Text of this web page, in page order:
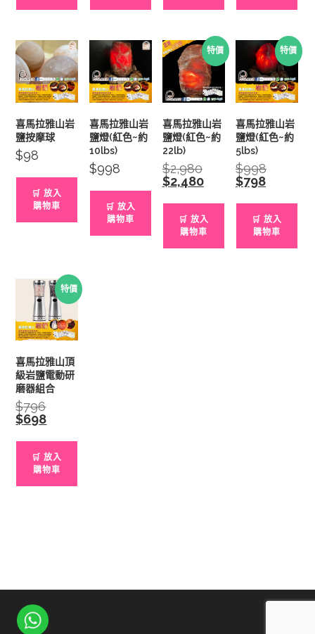
喜馬拉雅山岩
鹽按摩球
$98
🛒 放入
購物車
喜馬拉雅山岩
鹽燈(紅色~約
10lbs)
$998
🛒 放入
購物車
特價
喜馬拉雅山岩
鹽燈(紅色~約
22lb)
$2,980Original
price
was:
$2,480Current
price
🛒 放入
購物車
特價
喜馬拉雅山岩
鹽燈(紅色~約
5lbs)
$998Original
$798Current
price
🛒 放入
購物車
特價
喜馬拉雅山頂
級岩鹽電動研
磨器組合
$796Original
price
was:
$698Current
price
🛒 放入
購物車